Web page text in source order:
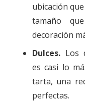
ubicación
tamaño
decoración
Dulces. Los
es casi lo
tarta, una
perfectas.